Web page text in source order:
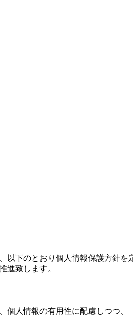
以下のとおり個人情報保護方針
進致します。
個人情報の有用性に配慮しつつ